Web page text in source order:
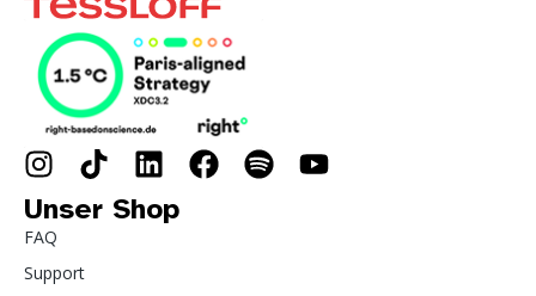
Unser Shop
FAQ
Support